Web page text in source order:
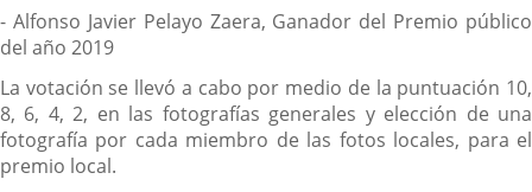
- Alfonso Javier Pelayo Zaera, Ganador del Premio público
del año 2019
La votación se llevó a cabo por medio de la puntuación 10,
8, 6, 4, 2, en las fotografías generales y elección de una
fotografía por cada miembro de las fotos locales, para el
premio local.